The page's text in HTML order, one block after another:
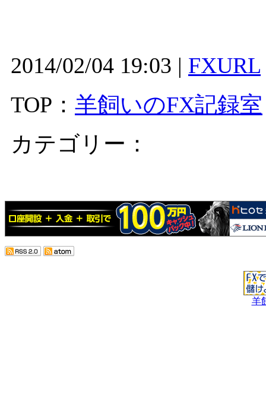
2014/02/04 19:03 | FXURL
TOP： 羊飼いのFX記録室
カテゴリー：
羊